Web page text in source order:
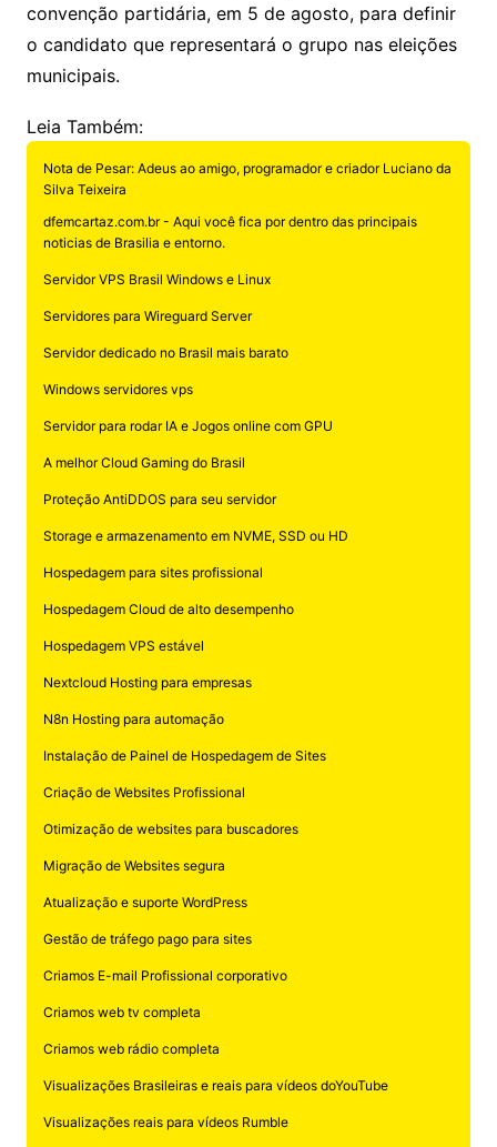
convenção partidária, em 5 de agosto, para definir
o candidato que representará o grupo nas eleições
municipais.
Leia Também:
Nota de Pesar: Adeus ao amigo, programador e criador Luciano da
Silva Teixeira
dfemcartaz.com.br - Aqui você fica por dentro das principais
noticias de Brasilia e entorno.
Servidor VPS Brasil Windows e Linux
Servidores para Wireguard Server
Servidor dedicado no Brasil mais barato
Windows servidores vps
Servidor para rodar IA e Jogos online com GPU
A melhor Cloud Gaming do Brasil
Proteção AntiDDOS para seu servidor
Storage e armazenamento em NVME, SSD ou HD
Hospedagem para sites profissional
Hospedagem Cloud de alto desempenho
Hospedagem VPS estável
Nextcloud Hosting para empresas
N8n Hosting para automação
Instalação de Painel de Hospedagem de Sites
Criação de Websites Profissional
Otimização de websites para buscadores
Migração de Websites segura
Atualização e suporte WordPress
Gestão de tráfego pago para sites
Criamos E-mail Profissional corporativo
Criamos web tv completa
Criamos web rádio completa
Visualizações Brasileiras e reais para vídeos doYouTube
Visualizações reais para vídeos Rumble